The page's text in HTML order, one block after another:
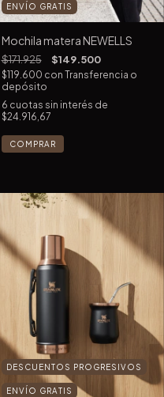
ENVÍO GRATIS
Mochila matera NEWELLS
$171.925 $149.500
$119.600 con Transferencia o
depósito
6 cuotas sin interés de
$24.916,67
DESCUENTOS PROGRESIVOS
ENVÍO GRATIS